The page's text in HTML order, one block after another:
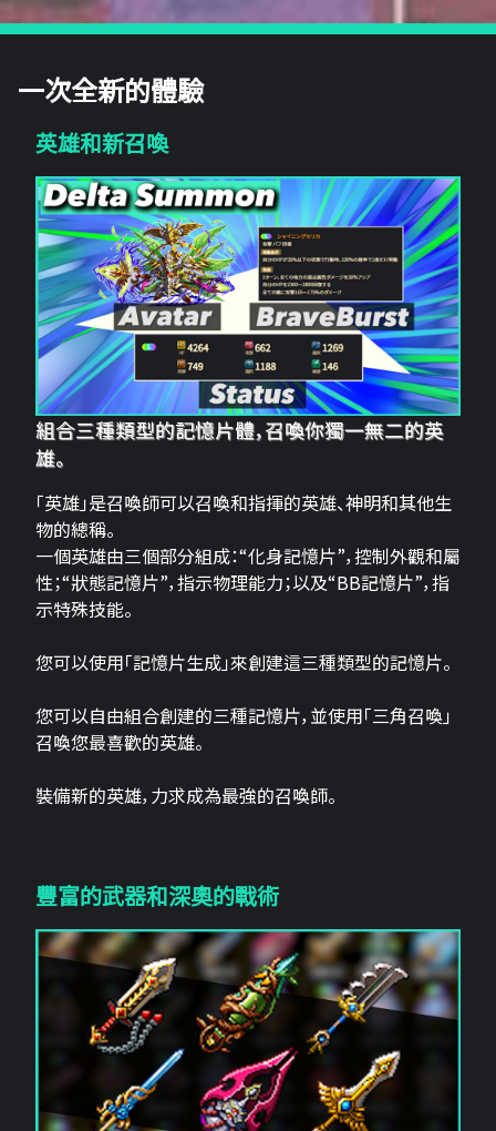
一次全新的體驗
英雄和新召喚
組合三種類型的記憶片體，召喚你獨一無二的英
雄。
「英雄」是召喚師可以召喚和指揮的英雄、神明和其他生
物的總稱。
一個英雄由三個部分組成：“化身記憶片”，控制外觀和屬
性；“狀態記憶片”，指示物理能力；以及“BB記憶片”，指
示特殊技能。
您可以使用「記憶片生成」來創建這三​​種類型的記憶片。
您可以自由組合創建的三種記憶片，並使用「三角召喚」
召喚您最喜歡的英雄。
裝備新的英雄，力求成為最強的召喚師。
豐富的武器和深奧的戰術